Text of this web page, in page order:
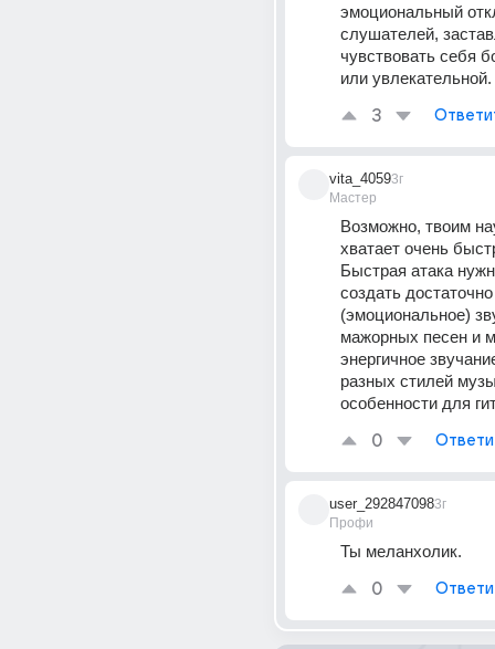
эмоциональный
слушателей,
чувствовать себя
или увлекательной.
3
vita_4059
Мастер
3г
Возможно, твоим
хватает очень
Быстрая атака
создать
(эмоциональное)
мажорных песен и
энергичное
разных стилей
особенности для
0
user_292847098
Профи
3г
Ты меланхолик.
0